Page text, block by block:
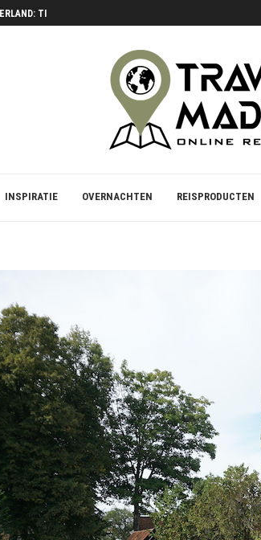
TIPS VOOR STRAND EN ZEE
INSPIRATIE OVERNACHTEN REISPRODUCTEN